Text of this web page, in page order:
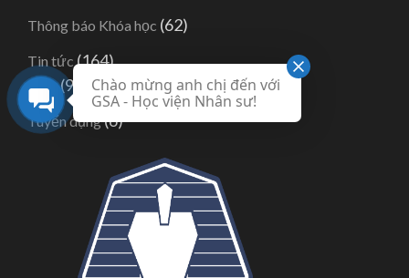
Thông báo Khóa học (62)
Tin tức(164)
Blog(95)
Tuyển dụng(6)
Chào mừng anh chị đến với
GSA - Học viện Nhân sư!